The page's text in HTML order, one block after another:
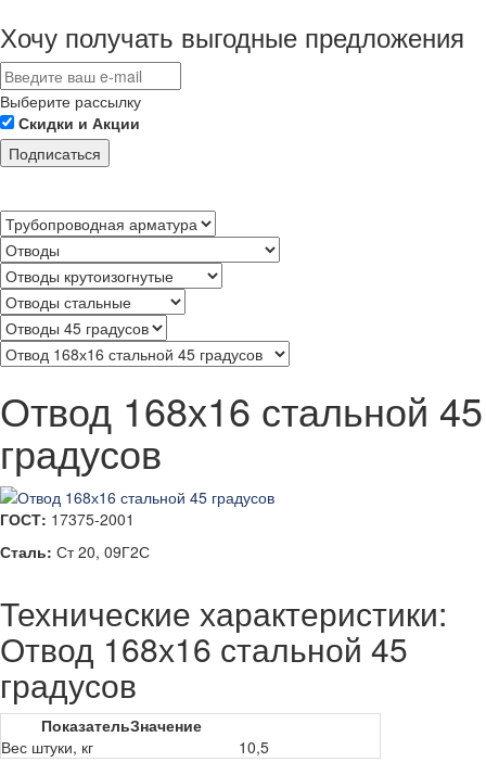
Хочу получать выгодные предложения
Выберите рассылку
Скидки и Акции
Подписаться
Отвод 168х16 стальной 45
градусов
ГОСТ: 17375-2001
Сталь: Ст 20, 09Г2С
Технические характеристики:
Отвод 168х16 стальной 45
градусов
ПоказательЗначение
Вес штуки, кг
10,5